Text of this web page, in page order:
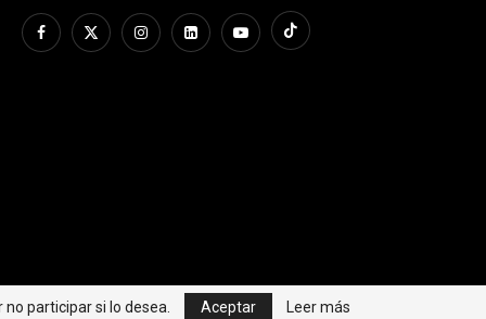
participar si lo desea. Aceptar Leer más